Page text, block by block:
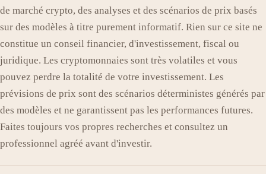
de marché crypto, des analyses et des scénarios de prix basés
sur des modèles à titre purement informatif. Rien sur ce site ne
constitue un conseil financier, d'investissement, fiscal ou
juridique. Les cryptomonnaies sont très volatiles et vous
pouvez perdre la totalité de votre investissement. Les
prévisions de prix sont des scénarios déterministes générés par
des modèles et ne garantissent pas les performances futures.
Faites toujours vos propres recherches et consultez un
professionnel agréé avant d'investir.